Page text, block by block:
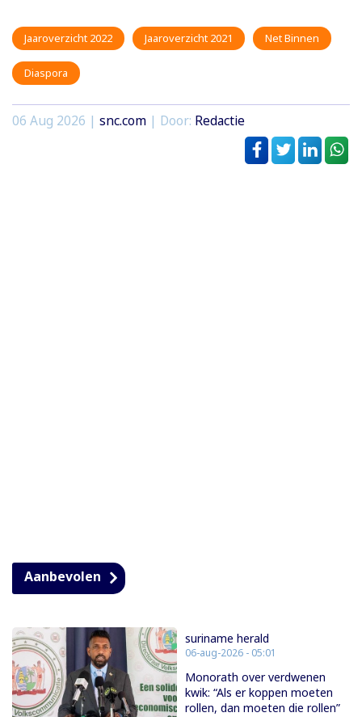
Jaaroverzicht 2022 Jaaroverzicht 2021 Net Binnen
Diaspora
06 Aug 2026 | snc.com | Door: Redactie
Aanbevolen
suriname herald
06-aug-2026 - 05:01
Monorath over verdwenen
kwik: “Als er koppen moeten
rollen, dan moeten die rollen”